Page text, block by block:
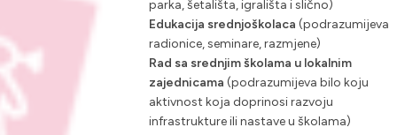
parka, šetališta, igrališta i slično)
Edukacija srednjoškolaca (podrazumijeva
radionice, seminare, razmjene)
Rad sa srednjim školama u lokalnim
zajednicama (podrazumijeva bilo koju
aktivnost koja doprinosi razvoju
infrastrukture ili nastave u školama)